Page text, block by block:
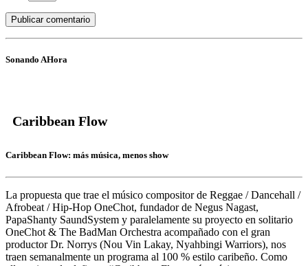
Sonando AHora
Caribbean Flow
Caribbean Flow: más música, menos show
La propuesta que trae el músico compositor de Reggae / Dancehall /
Afrobeat / Hip-Hop OneChot, fundador de Negus Nagast,
PapaShanty SaundSystem y paralelamente su proyecto en solitario
OneChot & The BadMan Orchestra acompañado con el gran
productorDr. Norrys (Nou Vin Lakay, Nyahbingi Warriors), nos
traen semanalmente un programa al 100 % estilo caribeño. Como